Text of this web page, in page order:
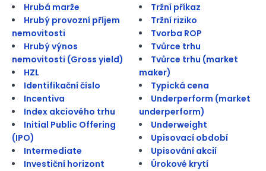
Hrubá marže
Hrubý provozní příjem
nemovitosti
Hrubý výnos
nemovitosti (Gross yield)
HZL
Identifikační číslo
Incentiva
Index akciového trhu
Initial Public Offering
(IPO)
Intermediate
Investiční horizont
Tržní příkaz
Tržní riziko
Tvorba ROP
Tvůrce trhu
Tvůrce trhu (market
maker)
Typická cena
Underperform (market
underperform)
Underweight
Upisovací období
Upisování akcií
Úrokové krytí